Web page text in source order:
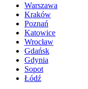
Warszawa
Kraków
Poznań
Katowice
Wrocław
Gdańsk
Gdynia
Sopot
Łódź